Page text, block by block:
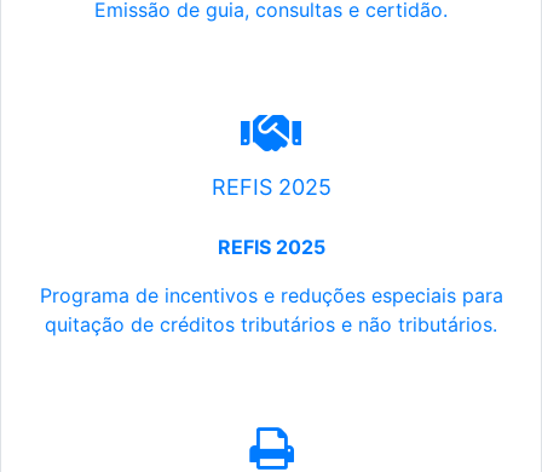
Emissão de guia, consultas e certidão.
REFIS 2025
REFIS 2025
Programa de incentivos e reduções especiais para
quitação de créditos tributários e não tributários.